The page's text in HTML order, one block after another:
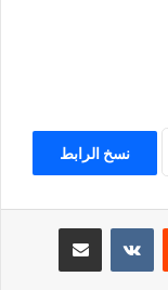
نسخ الرابط
مشاركة عبر البريد